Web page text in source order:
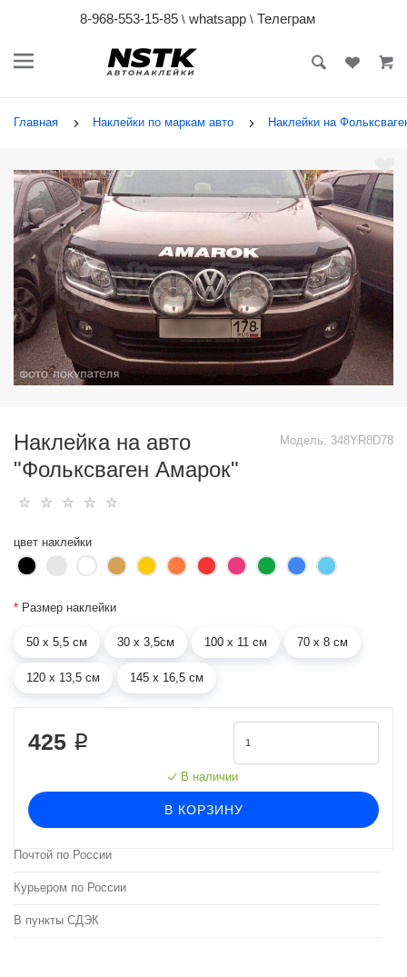
8-968-553-15-85 \ whatsapp\ Телеграм
Главная Наклейки по маркам авто Наклейки на
Модель: 348YR8D78
Наклейка на авто
"Фольксваген Амарок"
цвет наклейки
* Размер наклейки
50 х 5,5 см 30 х 3,5см 100 х 11 см 70 х 8 см
120 х 13,5 см 145 х 16,5 см
425 ₽
В наличии
В КОРЗИНУ
Почтой по России
Курьером по России
В пункты СДЭК